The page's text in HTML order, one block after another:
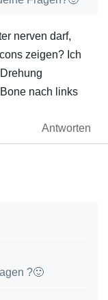
nerven darf,
zeigen? Ich
nach links
Antworten
?🙂